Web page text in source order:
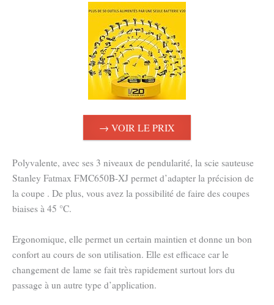
→ VOIR LE PRIX
Polyvalente, avec ses 3 niveaux de pendularité, la scie sauteuse
Stanley Fatmax FMC650B-XJ permet d’adapter la précision de
la coupe . De plus, vous avez la possibilité de faire des coupes
biaises à 45 °C.
Ergonomique, elle permet un certain maintien et donne un bon
confort au cours de son utilisation. Elle est efficace car le
changement de lame se fait très rapidement surtout lors du
passage à un autre type d’application.